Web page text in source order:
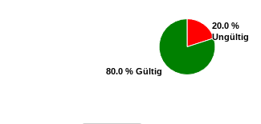
20.0 %
Ungültig
20.0 %
Ungültig
80.0 % Gültig
80.0 % Gültig